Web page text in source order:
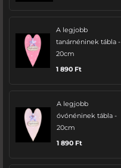
A legjobb
tanárnéninek tábla -
20cm
1 890 Ft
A legjobb
óvónéninek tábla -
20cm
1 890 Ft